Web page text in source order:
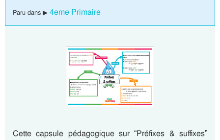
Paru dans ▶ 4eme Primaire
Cette capsule pédagogique sur “Préfixes & suffixes”